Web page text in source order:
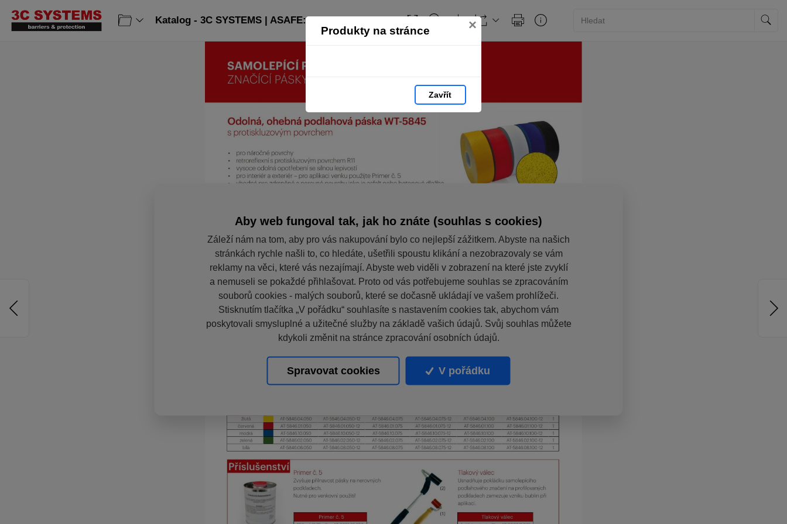
Produkty na stránce ×
Zavřít
Katalog - 3C SYSTEMS | ASAFE: strana 58
Aby web fungoval tak, jak ho znáte (souhlas s cookies)
Záleží nám na tom, aby pro vás nakupování bylo co nejlepší zážitkem. Abyste na našich
stránkách rychle našli to, co hledáte, ušetřili spoustu klikání a nezobrazovaly se vám
reklamy na věci, které vás nezajímají. Abyste web viděli v zobrazení na které jste zvyklí
a nemuseli se pokaždé přihlašovat. Proto od vás potřebujeme souhlas se zpracováním
souborů cookies - malých souborů, které se dočasně ukládají ve vašem prohlížeči.
Stisknutím tlačítka „V pořádku“ souhlasíte s nastavením cookies tak, abychom vám
poskytovali smysluplné a užitečné služby na základě vašich údajů. Svůj souhlas můžete
kdykoli změnit na stránce zpracování osobních údajů.
Spravovat cookies V pořádku